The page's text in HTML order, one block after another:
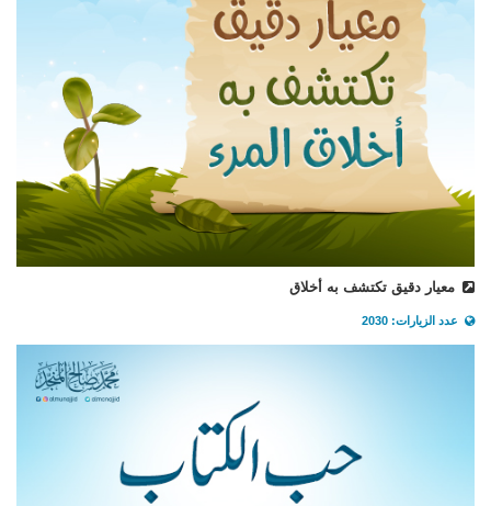
معيار دقيق تكتشف به أخلاق
عدد الزيارات: 2030